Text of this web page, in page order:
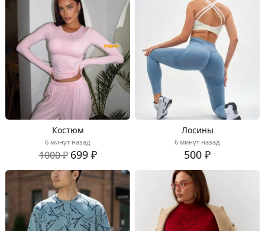
Костюм
6 минут назад
1000 ₽ 699 ₽
Лосины
6 минут назад
500 ₽